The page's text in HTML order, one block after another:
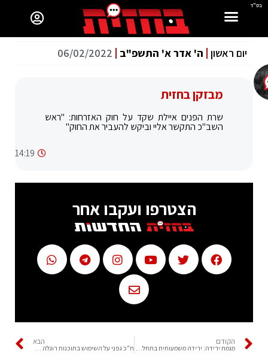
בס"ד
יום ראשון ה' אדר א' התשפ"ב 06/02/2022
מבזקן בחזית
שרת הפנים איילת שקד על חוק האזרחות: "ראש
השב"כ התקשר אליי וביקש להעביר את החוק"
14:19
הצטרפו ועקבו אחר
הקודם הבא